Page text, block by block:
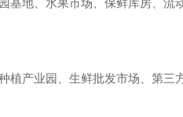
地、水果市场、保鲜库房、流
产业园、生鲜批发市场、第三